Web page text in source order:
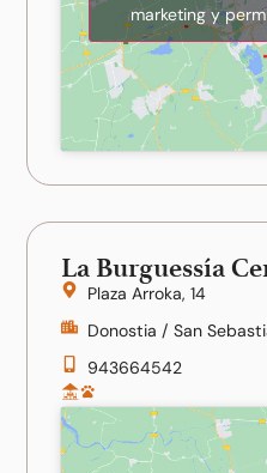
marketing y
La Burguessía
Plaza Arroka, 14
Donostia / San
943664542